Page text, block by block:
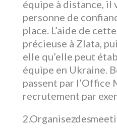
équipe à distance, il
personne de
place. L’aide de
précieuse à Zlata,
elle qu’elle peut
équipe en Ukraine.
passent par l’Office
recrutement par
2. Organisez des